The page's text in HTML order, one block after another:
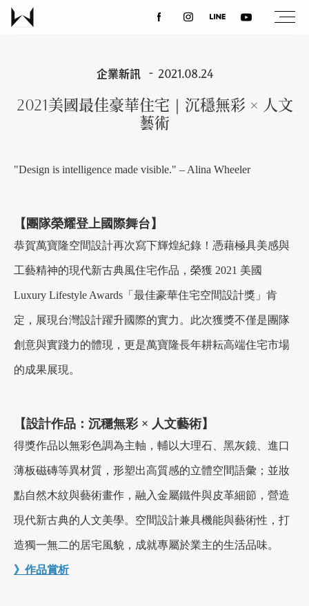
最新消息
聯絡我們
加盟徵才
企業新訊 2021.08.24
2021美國最佳豪華住宅｜沉穩無彩 × 人文
藝術
"Design is intelligence made visible." – Alina Wheeler
【團隊榮耀登上國際舞台】
恭賀萬寶隆空間設計再次寫下輝煌紀錄！憑藉極具美感與
工藝精神的現代新古典風住宅作品，榮獲 2021 美國
Luxury Lifestyle Awards「最佳豪華住宅空間設計獎」肯
定，展現台灣設計躍升國際的實力。此次獲獎不僅是團隊
創意與實踐力的體現，更是萬寶隆長年耕耘高端住宅市場
的成果展現。
【設計作品：沉穩無彩 × 人文藝術】
得獎作品以無彩色調為主軸，輔以大理石、黑灰鏡、進口
薄板磁磚等異材質，形塑出高質感的立體空間語彙；並妝
點自然木紋與藝術畫作，融入金屬鐵件與皮革細節，營造
現代新古典的人文美學。空間設計兼具機能與藝術性，打
造獨一無二的居宅風貌，成就專屬於業主的生活品味。
》作品賞析